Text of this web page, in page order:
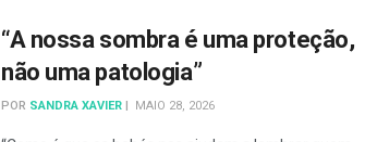
“A nossa sombra é uma proteção,
não uma patologia”
POR SANDRA XAVIER MAIO 28, 2026